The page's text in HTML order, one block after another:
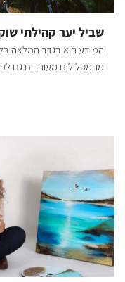
מסביב ליער ובתוכו על
שביל יער קהילתי
המידע הוא בגדר המלצה
מהמסלולים מעורבים גם
ק"מ נקודת התחלה וסיום:
בארי ויער שוקדה (המסלול
אזור הטיול: המסלול עובר
משולט בשטח באמצעות
אופניים במרכזו. תקציר
נמשיך בזרוע השמאלית, עם
פוגשים את דרך נוף יער